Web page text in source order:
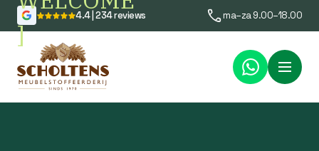
]
4.4 | 234 reviews ma–za 9.00–18.00
Menu